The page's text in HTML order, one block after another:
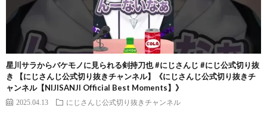
星川サラからバケモノに見られる剣持刀也 #にじさんじ #にじ公式切り抜
き 【にじさんじ公式切り抜きチャンネル】《にじさんじ公式切り抜きチ
ャンネル【NIJISANJI Official Best Moments】》
2025.04.13 にじさんじ公式切り抜きチャンネル